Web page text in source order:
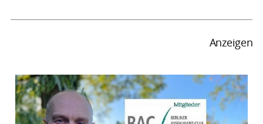
Anzeigen